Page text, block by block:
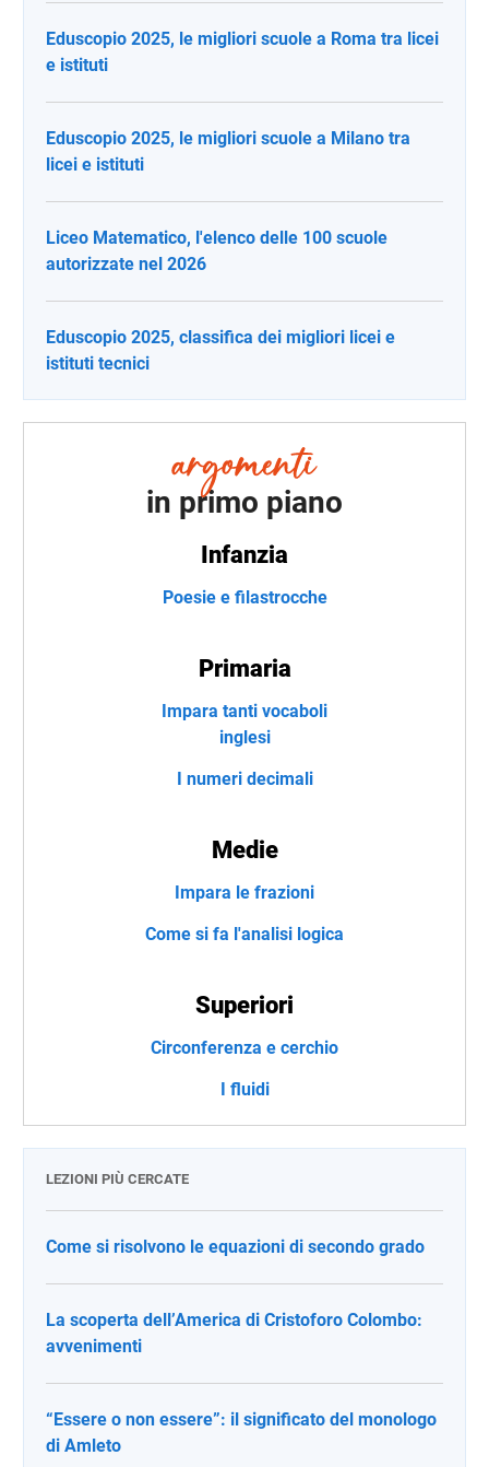
Eduscopio 2025, le migliori scuole a Roma tra licei
e istituti
Eduscopio 2025, le migliori scuole a Milano tra
licei e istituti
Liceo Matematico, l'elenco delle 100 scuole
autorizzate nel 2026
Eduscopio 2025, classifica dei migliori licei e
istituti tecnici
in primo piano
Infanzia
Poesie e filastrocche
Primaria
Impara tanti vocaboli
inglesi
I numeri decimali
Medie
Impara le frazioni
Come si fa l'analisi logica
Superiori
Circonferenza e cerchio
I fluidi
LEZIONI PIÙ CERCATE
Come si risolvono le equazioni di secondo grado
La scoperta dell’America di Cristoforo Colombo:
avvenimenti
“Essere o non essere”: il significato del monologo
di Amleto